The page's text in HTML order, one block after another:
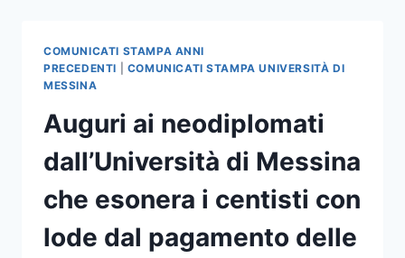
LIVELLO
DEGLI
STUDENTI
COMUNICATI STAMPA ANNI
PRECEDENTI
COMUNICATI STAMPA UNIVERSITÀ DI
MESSINA
Auguri ai neodiplomati
dall’Università di Messina
che esonera i centisti con
lode dal pagamento delle